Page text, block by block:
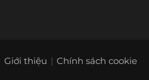
Giới thiệu Chính sách cookie